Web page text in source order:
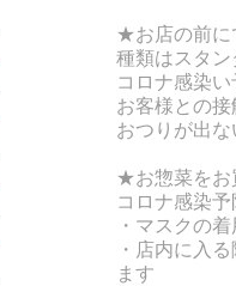
★お店の前に
種類はスタン
コロナ感染
お客様との
おつりが出
★お惣菜をお
コロナ感染
・マスクの
・店内に入
ます